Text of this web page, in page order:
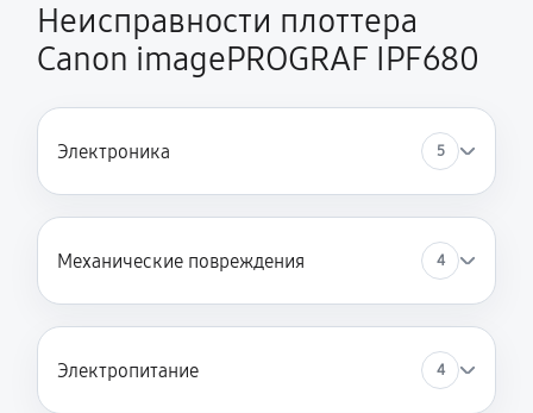
Неисправности плоттера
Canon imagePROGRAF IPF680
Электроника 5
Механические повреждения 4
Электропитание 4